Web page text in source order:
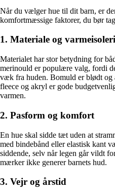
Når du vælger hue til dit barn, er
komfortmæssige faktorer, du bør
1. Materiale og
Materialet har stor betydning for
merinould er populære valg, fordi
væk fra huden. Bomuld er blødt og
fleece og akryl er gode
varmen.
2. Pasform og komfort
En hue skal sidde tæt uden at
med bindebånd eller elastisk kant
siddende, selv når legen går vildt
mærker ikke generer barnets hud.
3. Vejr og årstid